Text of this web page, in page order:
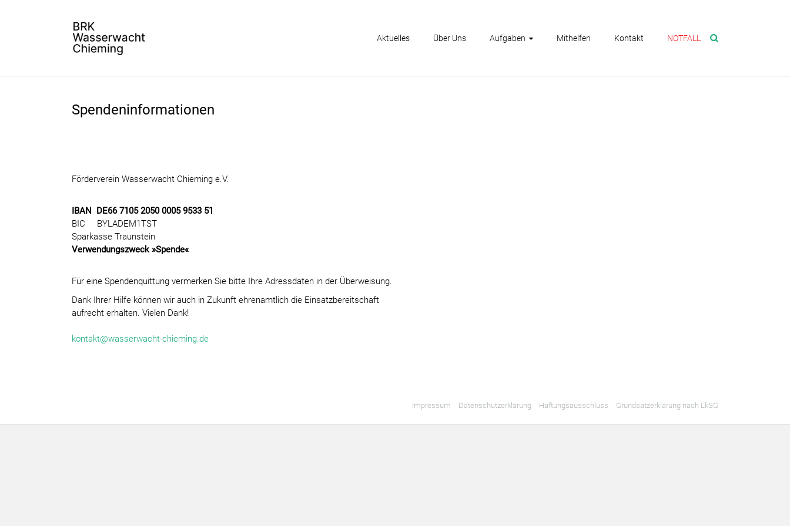
Aktuelles Über Uns Aufgaben Mithelfen Kontakt NOTFALL
Spendeninformationen
Förderverein Wasserwacht Chieming e.V.
IBAN DE66 7105 2050 0005 9533 51
BIC
BYLADEM1TST
Sparkasse Traunstein
Verwendungszweck»Spende«
Für eine Spendenquittung vermerken Sie bitte Ihre Adressdaten in der Überweisung.
Dank Ihrer Hilfe können wir auch in Zukunft ehrenamtlich die Einsatzbereitschaft
aufrecht erhalten. Vielen Dank!
kontakt@wasserwacht-chieming.de
Impressum Datenschutzerklärung Haftungsausschluss Grundsatzerklärung nach LkSG